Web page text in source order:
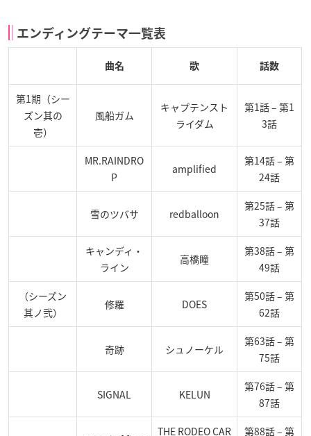
エンディングテーマ一覧表
曲名 歌 話数
第1期（シー
ズン其の
壱）
風船ガム
キャプテンスト
ライダム
第1話 – 第1
3話
MR.RAINDRO
P
amplified
第14話 – 第
24話
雪のツバサ redballoon
第25話 – 第
37話
キャンディ・
ライン
高橋瞳
第38話 – 第
49話
（シーズン
其ノ弐）
修羅 DOES
第50話 – 第
62話
奇跡 シュノーケル
第63話 – 第
75話
SIGNAL KELUN
第76話 – 第
87話
THE RODEO CAR
第88話 – 第